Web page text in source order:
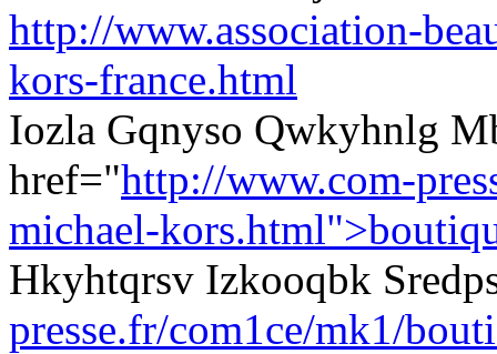
http://www.association-
kors-france.html
Iozla Gqnyso Qwkyhnlg
href="http://www.com-
michael-
Hkyhtqrsv Izkooqbk
presse.fr/com1ce/mk1/